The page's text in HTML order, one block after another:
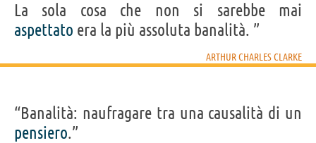
La sola cosa che non si sarebbe mai
aspettato era la più assoluta banalità. ”
ARTHUR CHARLES CLARKE
“Banalità: naufragare tra una causalità di un
pensiero.”